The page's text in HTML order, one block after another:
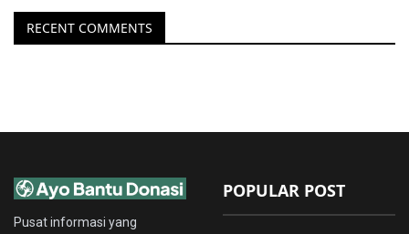
RECENT COMMENTS
Pusat informasi yang
POPULAR POST